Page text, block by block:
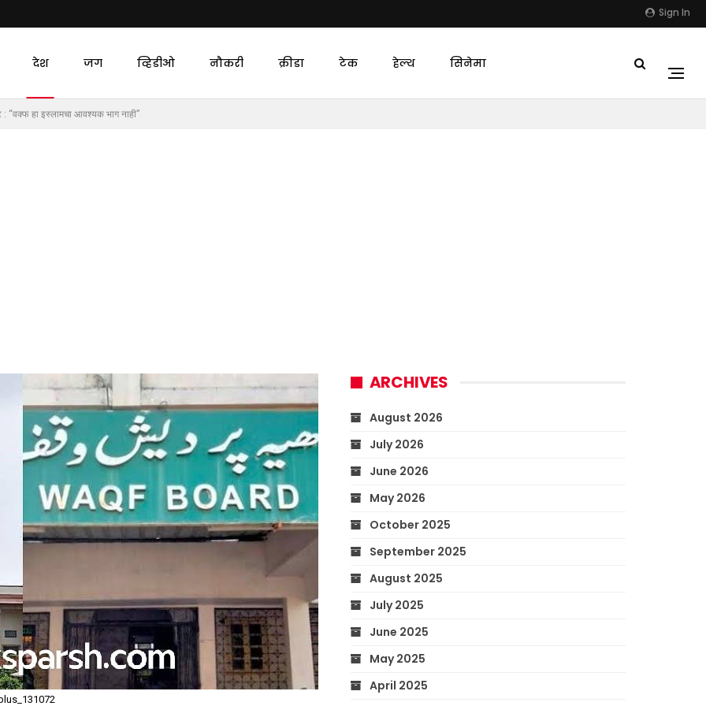
Sign In
देश जग व्हिडीओ नौकरी क्रीडा टेक हेल्थ सिनेमा
: “वक्फ हा इस्लामचा आवश्यक भाग नाही”
ARCHIVES
August 2026
July 2026
June 2026
May 2026
October 2025
September 2025
August 2025
July 2025
June 2025
May 2025
April 2025